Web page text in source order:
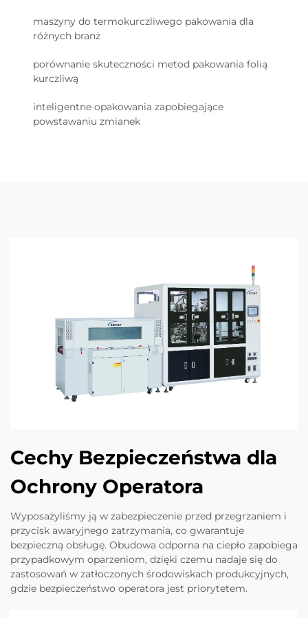
maszyny do termokurczliwego pakowania dla
różnych branż
porównanie skuteczności metod pakowania folią
kurczliwą
inteligentne opakowania zapobiegające
powstawaniu zmianek
Cechy Bezpieczeństwa dla
Ochrony Operatora
Wyposażyliśmy ją w zabezpieczenie przed przegrzaniem i
przycisk awaryjnego zatrzymania, co gwarantuje
bezpieczną obsługę. Obudowa odporna na ciepło zapobiega
przypadkowym oparzeniom, dzięki czemu nadaje się do
zastosowań w zatłoczonych środowiskach produkcyjnych,
gdzie bezpieczeństwo operatora jest priorytetem.